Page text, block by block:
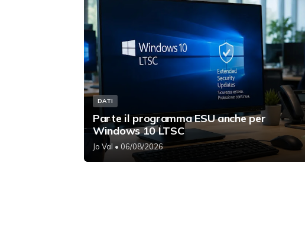
DATI
Parte il programma ESU anche per
Windows 10 LTSC
Jo Val • 06/08/2026